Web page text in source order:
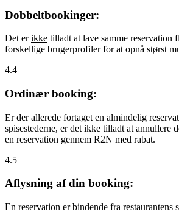
Dobbeltbookinger:
Det erikke tilladt at lave samme reservation
forskellige brugerprofiler for at opnå størst
4.4
Ordinær booking:
Er der allerede fortaget en almindelig
spisestederne, er det ikke tilladt at annullere
en reservation gennem R2N med rabat.
4.5
Aflysning af din booking:
En reservation er bindende fra restaurantens